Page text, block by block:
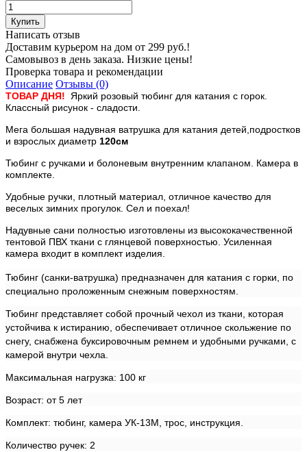
Написать отзыв
Доставим курьером на дом от 299 руб.!
Самовывоз в день заказа. Низкие цены!
Проверка товара и рекомендации
Описание Отзывы (0)
ТОВАР ДНЯ!
Яркий розовый тюбинг для катания с горок.
Классный рисунок - сладости.
Мега большая надувная ватрушка для катания детей,подростков
и взрослых диаметр 120см
Тюбинг с ручками и болоневым внутренним клапаном. Камера в
комплекте.
Удобные ручки, плотный материал, отличное качество для
веселых зимних прогулок. Сел и поехал!
Надувные сани полностью изготовлены из высококачественной
тентовой ПВХ ткани с глянцевой поверхностью. Усиленная
камера входит в комплект изделия.
Тюбинг (санки-ватрушка) предназначен для катания с горки, по
специально проложенным снежным поверхностям.
Тюбинг представляет собой прочный чехол из ткани, которая
устойчива к истиранию, обеспечивает отличное скольжение по
снегу, снабжена буксировочным ремнем и удобными ручками, с
камерой внутри чехла.
Максимальная нагрузка: 100 кг
Возраст: от 5 лет
Комплект: тюбинг, камера УК-13М, трос, инструкция.
Количество ручек: 2